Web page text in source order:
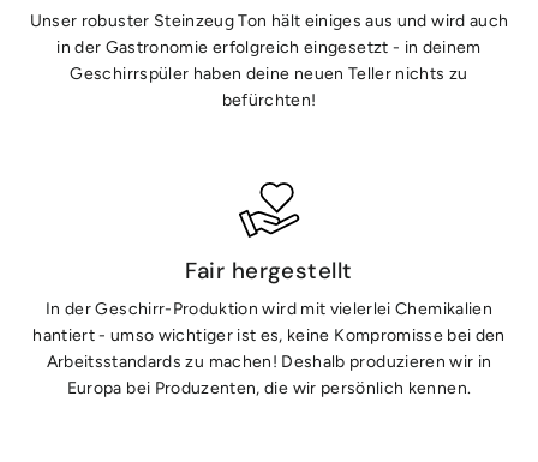
Unser robuster Steinzeug Ton hält einiges aus und wird auch
in der Gastronomie erfolgreich eingesetzt - in deinem
Geschirrspüler haben deine neuen Teller nichts zu
befürchten!
Fair hergestellt
In der Geschirr-Produktion wird mit vielerlei Chemikalien
hantiert - umso wichtiger ist es, keine Kompromisse bei den
Arbeitsstandards zu machen! Deshalb produzieren wir in
Europa bei Produzenten, die wir persönlich kennen.